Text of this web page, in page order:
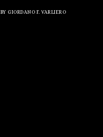
BY GIORDANO F. VARLIERO